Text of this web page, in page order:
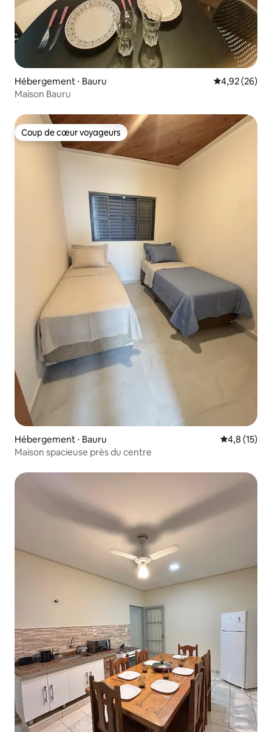
Hébergement ⋅ Bauru Évaluation
4,92 (26)
Maison Bauru
Coup de cœur voyageurs
Coup de cœur voyageurs
Hébergement ⋅ Bauru Évaluation
4,8 (15)
Maison spacieuse près du centre